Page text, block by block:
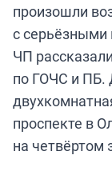
произошли
с серьёзными
ЧП
по ГОЧС и ПБ.
проспекте в
на четвёртом